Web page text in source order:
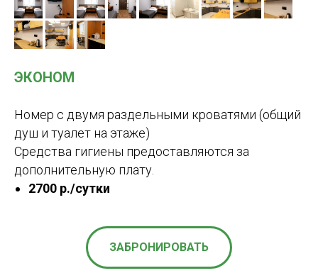
ЭКОНОМ
Номер с двумя раздельными кроватями (общий
душ и туалет на этаже)
Средства гигиены предоставляются за
дополнительную плату.
2700 р./сутки
ЗАБРОНИРОВАТЬ